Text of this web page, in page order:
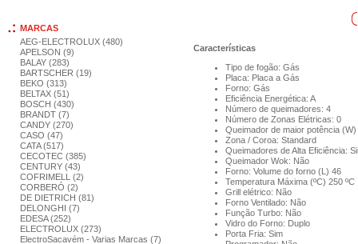
MARCAS
AEG-ELECTROLUX (480)
APELSON (9)
BALAY (283)
BARTSCHER (19)
BEKO (313)
BELTAX (51)
BOSCH (430)
BRANDT (7)
CANDY (270)
CASO (47)
CATA (517)
CECOTEC (385)
CENTURY (43)
COFRIMELL (2)
CORBERÓ (2)
DE DIETRICH (81)
DELONGHI (7)
EDESA (252)
ELECTROLUX (273)
ElectroSacavém - Varias Marcas (7)
Características
Tipo de fogão: Gás
Placa: Placa a Gás
Forno: Gás
Eficiência Energética: A
Número de queimadores: 4
Número de Zonas Elétricas: 0
Queimador de maior potência (W)
Zona / Coroa: Standard
Queimadores de Alta Eficiência:
Queimador Wok: Não
Forno: Volume do forno (L) 46
Temperatura Máxima (ºC) 250 ºC
Grill elétrico: Não
Forno Ventilado: Não
Função Turbo: Não
Vidro do Forno: Duplo
Porta Fria: Sim